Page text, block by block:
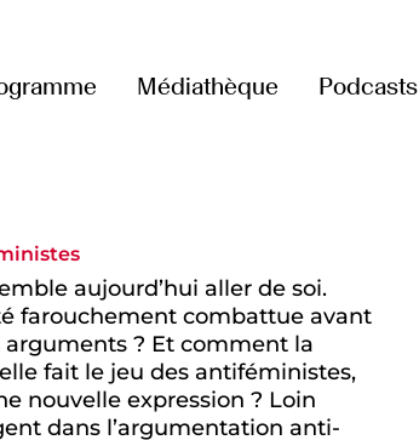
Médiathèque Podcasts
aujourd’hui aller de soi.
farouchement combattue avant
arguments ? Et comment la
fait le jeu des antiféministes,
nouvelle expression ? Loin
dans l’argumentation anti-